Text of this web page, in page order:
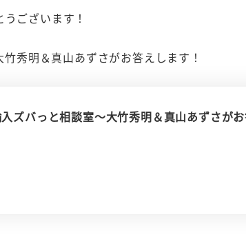
ございます！
秀明＆真山あずさがお答えします！
バっと相談室～大竹秀明＆真山あずさがお